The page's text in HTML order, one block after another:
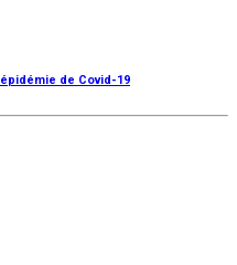
de Covid-19